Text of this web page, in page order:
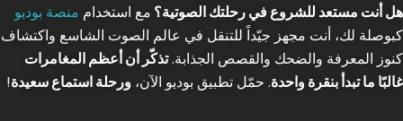
هل أنت مستعد للشروع في رحلتك الصوتية؟ مع استخدام منصة بوديو
كبوصلة لك، أنت مجهز جيّداً للتنقل في عالم الصوت الشاسع واكتشاف
كنوز المعرفة والضحك والقصص الجذابة.تذكّر أن أعظم المغامرات
غالبًا ما تبدأ بنقرة واحدة. حمّل تطبيق بوديو الآن، ورحلة استماع سعيدة!